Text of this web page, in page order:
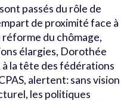
passés du rôle de
de proximité face à
du chômage,
élargies, Dorothée
la tête des fédérations
alertent: sans vision
les politiques